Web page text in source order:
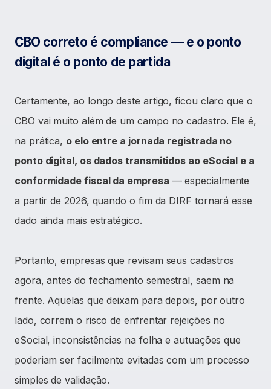
CBO correto é compliance — e o ponto
digital é o ponto de partida
Certamente, ao longo deste artigo, ficou claro que o
CBO vai muito além de um campo no cadastro. Ele é,
na prática, o elo entre a jornada registrada no
ponto digital, os dados transmitidos ao eSocial e a
conformidade fiscal da empresa — especialmente
a partir de 2026, quando o fim da DIRF tornará esse
dado ainda mais estratégico.
Portanto, empresas que revisam seus cadastros
agora, antes do fechamento semestral, saem na
frente. Aquelas que deixam para depois, por outro
lado, correm o risco de enfrentar rejeições no
eSocial, inconsistências na folha e autuações que
poderiam ser facilmente evitadas com um processo
simples de validação.